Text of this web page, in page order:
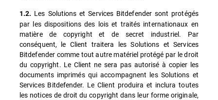
1.2. Les Solutions et Services Bitdefender sont protégés
par les dispositions des lois et traités internationaux en
matière de copyright et de secret industriel. Par
conséquent, le Client traitera les Solutions et Services
Bitdefender comme tout autre matériel protégé par le droit
du copyright. Le Client ne sera pas autorisé à copier les
documents imprimés qui accompagnent les Solutions et
Services Bitdefender. Le Client produira et inclura toutes
les notices de droit du copyright dans leur forme originale,